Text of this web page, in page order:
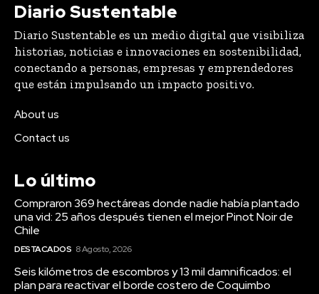
Diario Sustentable
Diario Sustentable es un medio digital que visibiliza
historias, noticias e innovaciones en sostenibilidad,
conectando a personas, empresas y emprendedores
que están impulsando un impacto positivo.
About us
Contact us
Lo último
Compraron 369 hectáreas donde nadie había plantado
una vid: 25 años después tienen el mejor Pinot Noir de
Chile
DESTACADOS 8 Agosto, 2026
Seis kilómetros de escombros y 13 mil damnificados: el
plan para reactivar el borde costero de Coquimbo